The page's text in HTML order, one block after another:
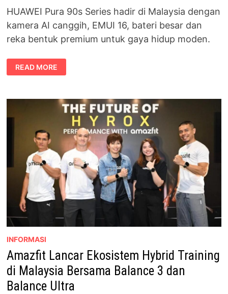
HUAWEI Pura 90s Series hadir di Malaysia dengan
kamera AI canggih, EMUI 16, bateri besar dan
reka bentuk premium untuk gaya hidup moden.
HUAWEI
PURA
90S
INOVASI
PENGIMEJAN
READ MORE
INFORMASI
Amazfit Lancar Ekosistem Hybrid Training
di Malaysia Bersama Balance 3 dan
Balance Ultra